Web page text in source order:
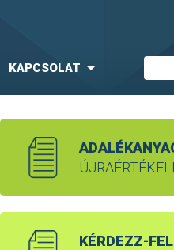
KAPCSOLAT
KÉRDEZZ-